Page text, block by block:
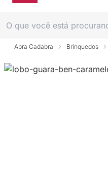
Abra Cadabra Brinquedos